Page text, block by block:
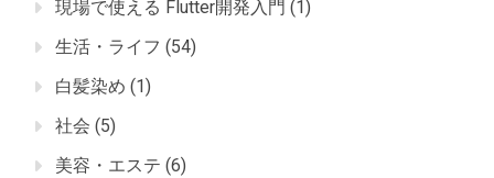
現場で使える Flutter開発入門 (1)
生活・ライフ (54)
白髪染め (1)
社会 (5)
美容・エステ (6)